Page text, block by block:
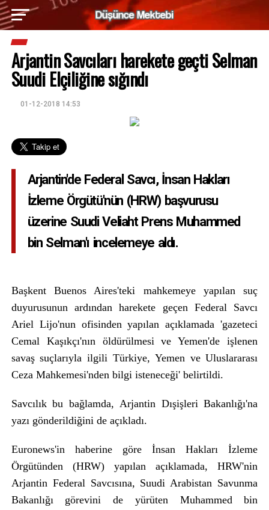
Arjantin Savcıları harekete geçti Selman
Suudi Elçiliğine sığındı
01-12-2018 14:53
Arjantin'de Federal Savcı, İnsan Hakları
İzleme Örgütü'nün (HRW) başvurusu
üzerine Suudi Veliaht Prens Muhammed
bin Selman'ı incelemeye aldı.
Başkent Buenos Aires'teki mahkemeye yapılan suç
duyurusunun ardından harekete geçen Federal Savcı
Ariel Lijo'nun ofisinden yapılan açıklamada 'gazeteci
Cemal Kaşıkçı'nın öldürülmesi ve Yemen'de işlenen
savaş suçlarıyla ilgili Türkiye, Yemen ve Uluslararası
Ceza Mahkemesi'nden bilgi isteneceği' belirtildi.
Savcılık bu bağlamda, Arjantin Dışişleri Bakanlığı'na
yazı gönderildiğini de açıkladı.
Euronews'in haberine göre İnsan Hakları İzleme
Örgütünden (HRW) yapılan açıklamada, HRW'nin
Arjantin Federal Savcısına, Suudi Arabistan Savunma
Bakanlığı görevini de yürüten Muhammed bin